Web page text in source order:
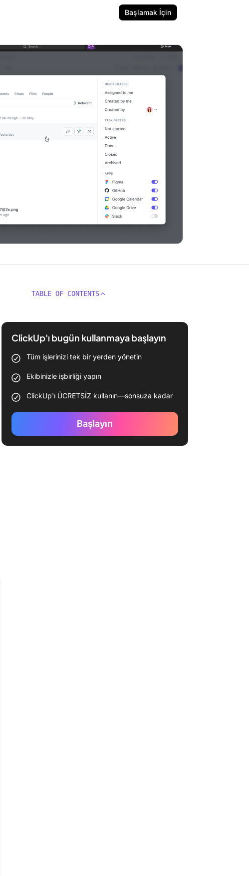
Başlamak İçin
TABLE OF CONTENTS
ClickUp'ı bugün kullanmaya başlayın
Tüm işlerinizi tek bir yerden yönetin
Ekibinizle işbirliği yapın
ClickUp'ı ÜCRETSİZ kullanın—sonsuza kadar
Başlayın